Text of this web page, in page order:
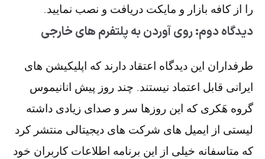
را از کافه بازار و مایکت دریافت و نصب نمایید.
دیدگاه دوم: روی آوردن به پلتفرم های خارجی
طرفداران این دیدگاه اعتقاد دارند که اپلیکیشن های
ایرانی قابل اعتماد نیستند. چند روز پیش انانیموس
گروه هَکری که این روزها سر و صدای زیادی داشته
لیستی از ایمیل های شرکت های دیجیتالی منتشر کرد
که متاسفانه خیلی از این برنامه اطلاعات کاربران خود